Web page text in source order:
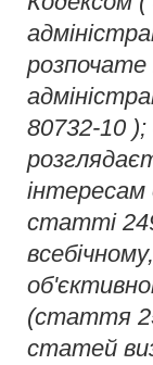
розпочате
80732-10
статті
(стаття
статей